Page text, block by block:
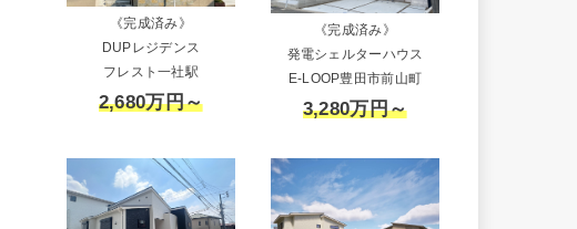
《完成済み》
DUPレジデンス
フレスト一社駅
2,680万円～
《完成済み》
発電シェルターハウス
E-LOOP豊田市前山町
3,280万円～